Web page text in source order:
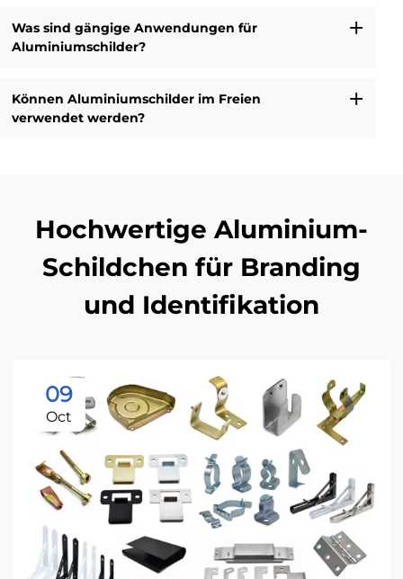
Was sind gängige Anwendungen für
Aluminiumschilder?
Können Aluminiumschilder im Freien
verwendet werden?
Hochwertige Aluminium-
Schildchen für Branding
und Identifikation
09
Oct